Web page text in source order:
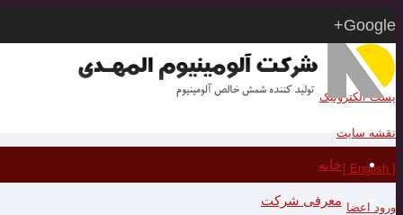
Google+
RSS
پست الکترونیک
نقشه سایت
[ English ] خانه
معرفی شرکت ورود اعضا